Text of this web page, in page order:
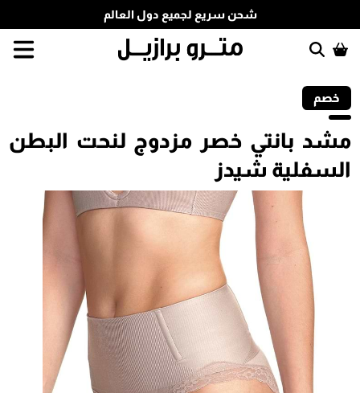
شحن سريع لجميع دول العالم
خصم
مشد بانتي خصر مزدوج لنحت البطن
السفلية شيدز